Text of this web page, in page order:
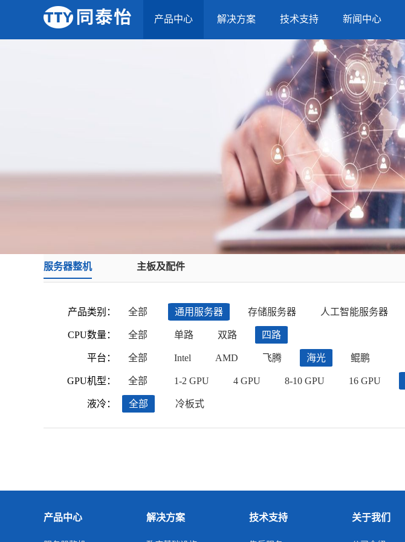
产品中心 解决方案 技术支持 新闻中心
服务器整机 主板及配件
产品类别：
CPU数量：
平台：
GPU机型：
液冷：
全部 通用服务器 存储服务器 人工智能服务器
全部 单路 双路 四路
全部 Intel AMD 飞腾 海光 鲲鹏
全部 1-2 GPU 4 GPU 8-10 GPU 16 GPU
全部 冷板式
产品中心 解决方案 技术支持 关于我们